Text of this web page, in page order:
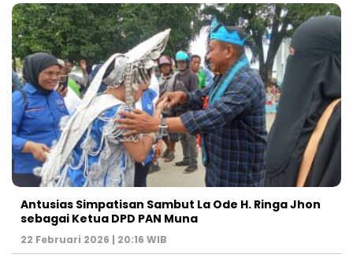
Antusias Simpatisan Sambut La Ode H. Ringa Jhon
sebagai Ketua DPD PAN Muna
22 Februari 2026 | 20:16 WIB